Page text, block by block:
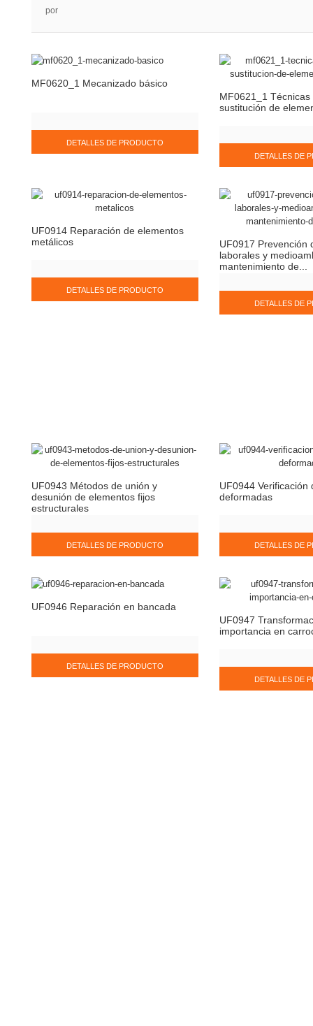
por
MF0620_1 Mecanizado básico
DETALLES DE PRODUCTO
MF0621_1 Técnicas
sustitución de
DETALLES DE
UF0914 Reparación de elementos
metálicos
DETALLES DE PRODUCTO
UF0917 Prevención
laborales y
mantenimiento de...
DETALLES DE
UF0943 Métodos de unión y
desunión de elementos fijos
estructurales
DETALLES DE PRODUCTO
UF0944 Verificación
deformadas
DETALLES DE
UF0946 Reparación en bancada
DETALLES DE PRODUCTO
UF0947
importancia en
DETALLES DE